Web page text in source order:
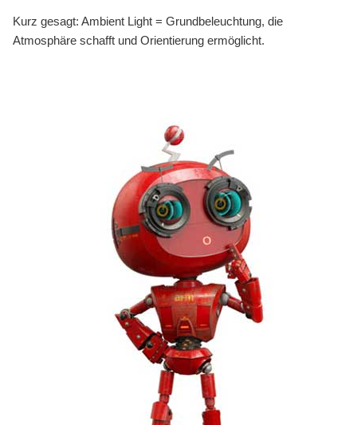
Kurz gesagt: Ambient Light = Grundbeleuchtung, die
Atmosphäre schafft und Orientierung ermöglicht.